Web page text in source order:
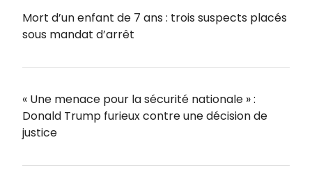
Mort d’un enfant de 7 ans : trois suspects placés
sous mandat d’arrêt
« Une menace pour la sécurité nationale » :
Donald Trump furieux contre une décision de
justice